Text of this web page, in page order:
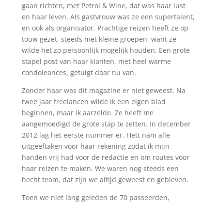
gaan richten, met Petrol & Wine, dat was haar lust
en haar leven. Als gastvrouw was ze een supertalent,
en ook als organisator. Prachtige reizen heeft ze op
touw gezet, steeds met kleine groepen, want ze
wilde het zo persoonlijk mogelijk houden. Een grote
stapel post van haar klanten, met heel warme
condoleances, getuigt daar nu van.
Zonder haar was dit magazine er niet geweest. Na
twee jaar freelancen wilde ik een eigen blad
beginnen, maar ik aarzelde. Ze heeft me
aangemoedigd de grote stap te zetten. In december
2012 lag het eerste nummer er, Hett nam alle
uitgeeftaken voor haar rekening zodat ik mijn
handen vrij had voor de redactie en om routes voor
haar reizen te maken. We waren nog steeds een
hecht team, dat zijn we altijd geweest en gebleven.
Toen we niet lang geleden de 70 passeerden,